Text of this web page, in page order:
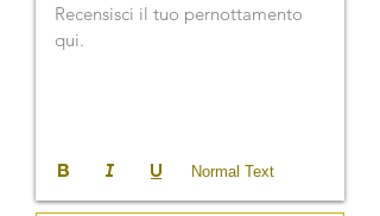
Recensisci il tuo pernottamento
qui.
Normal Text